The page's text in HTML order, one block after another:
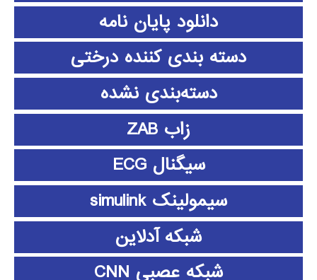
دانلود پايان نامه
دسته بندی کننده درختی
دسته‌بندی نشده
زاب ZAB
سیگنال ECG
سیمولینک simulink
شبکه آدلاین
شبکه عصبی CNN